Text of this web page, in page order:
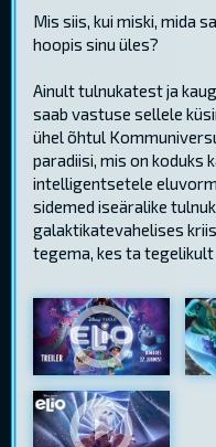
Mis siis, kui miski, mida
hoopis sinu üles?
Ainult tulnukatest ja
saab vastuse sellele
ühel õhtul
paradiisi, mis on
intelligentsetele
sidemed iseäralike
galaktikatevahelises
tegema, kes ta tegelikult